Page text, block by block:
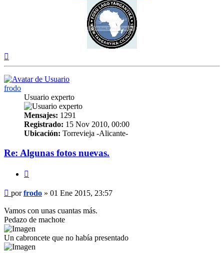
frodo
Usuario experto
Mensajes: 1291
Registrado: 15 Nov 2010, 00:00
Ubicación: Torrevieja -Alicante-
Re: Algunas fotos nuevas.
Mensaje
porfrodo » 01 Ene 2015, 23:57
Vamos con unas cuantas más.
Pedazo de machote
Un cabroncete que no había presentado